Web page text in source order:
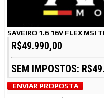
SAVEIRO 1.6 16V FLEX MSI
R$49.990,00
SEM IMPOSTOS:
ENVIAR PROPOSTA